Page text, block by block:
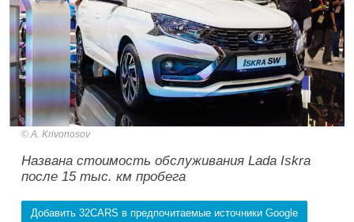
A. Krivonosov
Названа стоимость обслуживания Lada Iskra
после 15 тыс. км пробега
Добавить 32CARS в предпочитаемые источники Google